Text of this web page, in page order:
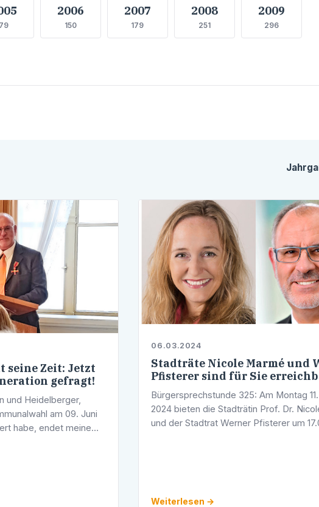
79
2006
150
2007
179
2008
251
2009
296
seine Zeit: Jetzt
gefragt!
und Heidelberger,
am 09. Juni
habe, endet meine
06.03.2024
Stadträte Nicole Marmé und
Pfisterer sind für Sie
Bürgersprechstunde 325: Am Montag
2024 bieten die Stadträtin Prof. Dr.
und der Stadtrat Werner Pfisterer um
Weiterlesen →